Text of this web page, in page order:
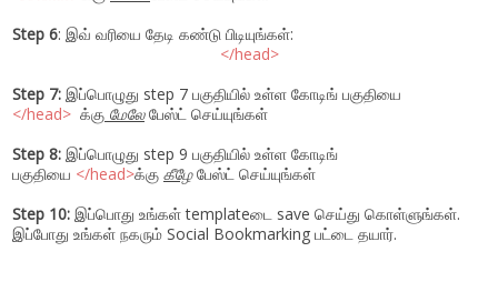
Step 6: இவ் வரியை தேடி கண்டு பிடியுங்கள்:
</head>
Step 7: இப்பொழுது step 7 பகுதியில் உள்ள கோடிங் பகுதியை
</head> க்கு மேலேபேஸ்ட் செய்யுங்கள்
Step 8: இப்பொழுது step 9 பகுதியில் உள்ள கோடிங்
பகுதியை </head>க்கு கீழேபேஸ்ட் செய்யுங்கள்
Step 10: இப்பொது உங்கள் templateடை save செய்து கொள்ளுங்கள்.
இப்போது உங்கள் நகரும் Social Bookmarking பட்டை தயார்.